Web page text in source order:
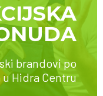
brandovi po
Hidra Centru